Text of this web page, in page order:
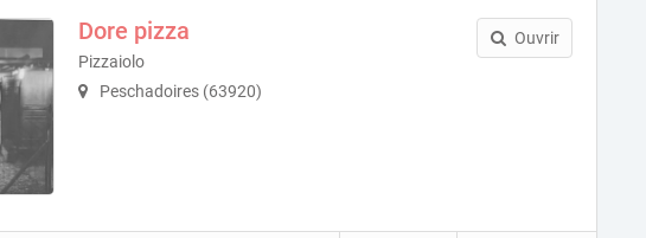
Dore pizza
Pizzaiolo
Peschadoires (63920)
Ouvrir